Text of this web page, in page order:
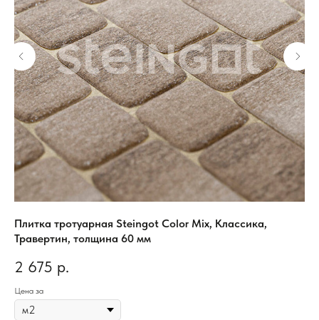
Плитка тротуарная Steingot Color Mix, Классика,
Травертин, толщина 60 мм
2 675 р.
Цена за